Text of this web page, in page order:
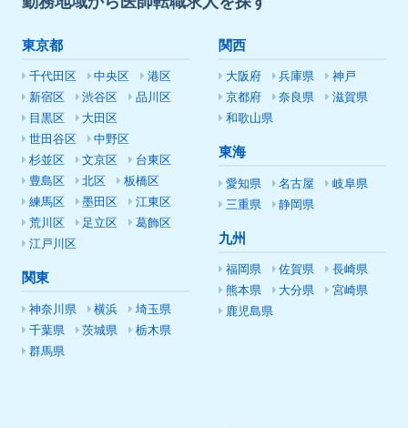
東京都
千代田区 中央区
港区
新宿区
渋谷区
品川区
目黒区
大田区
世田谷区
中野区
杉並区
文京区
台東区
豊島区
北区
板橋区
練馬区
墨田区
江東区
荒川区
足立区
葛飾区
江戸川区
関東
神奈川県 横浜
埼玉県
千葉県
茨城県
栃木県
群馬県
関西
大阪府 兵庫県
神戸
京都府
奈良県
滋賀県
和歌山県
東海
愛知県 名古屋
岐阜県
三重県
静岡県
九州
福岡県 佐賀県
長崎県
熊本県
大分県
宮崎県
鹿児島県